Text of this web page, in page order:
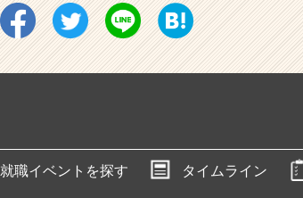
就職イベントを探す タイムライン